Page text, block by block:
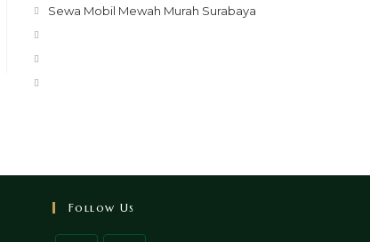
in
Sewa Mobil Mewah Murah Surabaya
tab
Follow Us